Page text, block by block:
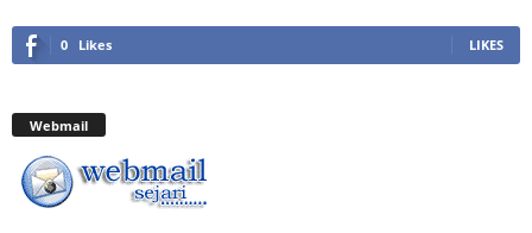
0 Likes LIKES
Webmail